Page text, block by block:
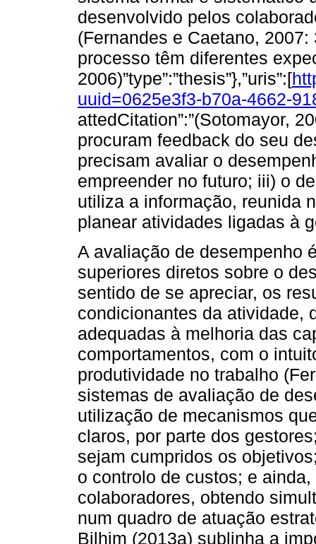
desenvolvido pelos
(Fernandes e Caetano,
processo têm diferentes
2006)”type”:”thesis”},”uris”:[
uuid=0625e3f3-b70a-4662-
attedCitation”:”(Sotomayor,
procuram feedback do seu
precisam avaliar o
empreender no futuro; iii) o
utiliza a informação, reunida
planear atividades ligadas à
A avaliação de desempenho
superiores diretos sobre o
sentido de se apreciar, os
condicionantes da atividade,
adequadas à melhoria das
comportamentos, com o
produtividade no trabalho
sistemas de avaliação de
utilização de mecanismos
claros, por parte dos
sejam cumpridos os
o controlo de custos; e
colaboradores, obtendo
num quadro de atuação
Bilhim (2013a) sublinha a